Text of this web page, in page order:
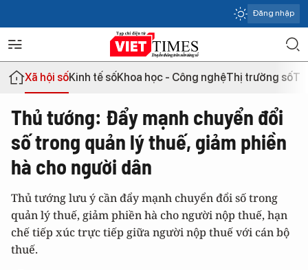
Đăng nhập
Xã hội sốKinh tế sốKhoa học - Công nghệThị trường số
Thủ tướng: Đẩy mạnh chuyển đổi
số trong quản lý thuế, giảm phiền
hà cho người dân
Thủ tướng lưu ý cần đẩy mạnh chuyển đổi số trong
quản lý thuế, giảm phiền hà cho người nộp thuế, hạn
chế tiếp xúc trực tiếp giữa người nộp thuế với cán bộ
thuế.